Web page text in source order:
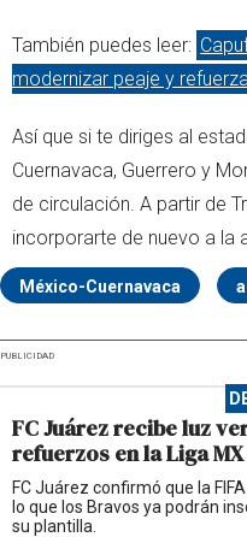
También puedes leer:
modernizar peaje y
Así que si te diriges al
Cuernavaca, Guerrero y
de circulación. A partir de
incorporarte de nuevo a la
México-Cuernavaca
PUBLICIDAD
FC Juárez recibe luz
refuerzos en la Liga MX
FC Juárez confirmó que la
lo que los Bravos ya podrán
su plantilla.